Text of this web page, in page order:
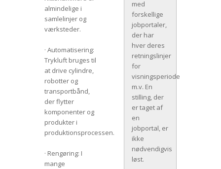
almindelige i
samlelinjer og
værksteder.
· Automatisering:
Trykluft bruges til
at drive cylindre,
robotter og
transportbånd,
der flytter
komponenter og
produkter i
produktionsprocessen.
· Rengøring: I
mange
med
forskellige
jobportaler,
der har
hver deres
retningslinjer
for
visningsperiode
m.v. En
stilling, der
er taget af
en
jobportal, er
ikke
nødvendigvis
løst.